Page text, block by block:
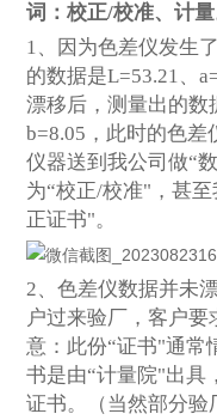
词：校正/校准、计量
1、因为色差仪发生
的数据是L=53.21、
漂移后，测量出的数
b=8.05，此时的色
仪器送到我公司做“
为“校正/校准"，甚
正证书"。
2、色差仪数据并未
户过来验厂，客户
意：此份“证书"通常
书是由“计量院"出具
证书。（当然部分验